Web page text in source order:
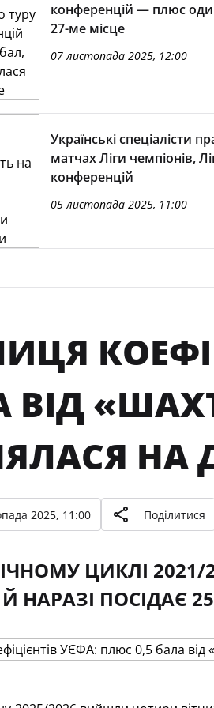
конференцій — плюс
27-ме місце
07 листопада 2025, 12:00
Українські
матчах Ліги чемпіонів,
конференцій
05 листопада 2025, 11:00
ВІД
НА
2025, 11:00 Поділитися
ЦИКЛІ 2021/
НАРАЗІ ПОСІДАЄ